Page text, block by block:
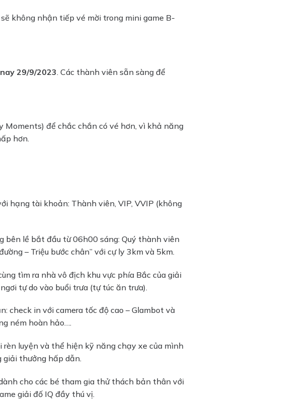
không nhận tiếp vé mời trong mini game B-
29/9/2023. Các thành viên sẵn sàng để
Moments) để chắc chắn có vé hơn, vì khả năng
hơn.
hạng tài khoản: Thành viên, VIP, VVIP (không
bên lề bắt đầu từ 06h00 sáng: Quý thành viên
– Triệu bước chân” với cự ly 3km và 5km.
tìm ra nhà vô địch khu vực phía Bắc của giải
tự do vào buổi trưa (tự túc ăn trưa).
check in với camera tốc độ cao – Glambot và
ném hoàn hảo….
luyện và thể hiện kỹ năng chạy xe của mình
giải thưởng hấp dẫn.
cho các bé tham gia thử thách bản thân với
giải đố IQ đầy thú vị.